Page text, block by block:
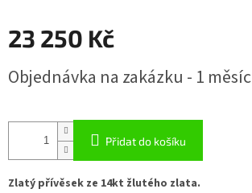
23 250 Kč
cena:
Objednávka na zakázku - 1 měsíc
Přidat do košíku
Zlatý přívěsek ze 14kt žlutého zlata.